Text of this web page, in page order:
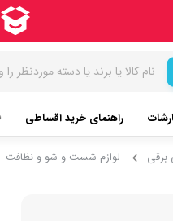
غذاساز و خردکن
راهنمای خرید اقساطی
برقی لوازم شست و شو و نظافت